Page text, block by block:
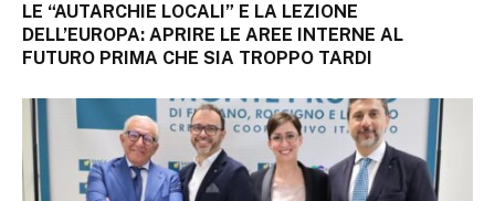
LE “AUTARCHIE LOCALI” E LA LEZIONE
DELL’EUROPA: APRIRE LE AREE INTERNE AL
FUTURO PRIMA CHE SIA TROPPO TARDI